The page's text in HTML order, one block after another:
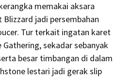
memakai aksara
Blizzard jadi persembahan
Tur terkait ingatan karet
Gathering, sekadar sebanyak
besar timbangan di dalam
lestari jadi gerak slip